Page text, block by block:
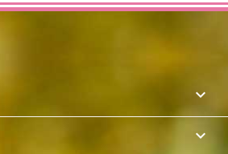

